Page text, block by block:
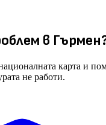
в
карта и
не работи.